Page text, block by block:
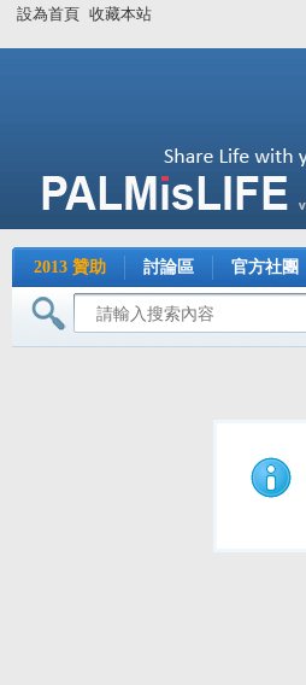
設為首頁 收藏本站
2013 贊助 討論區 官方社團